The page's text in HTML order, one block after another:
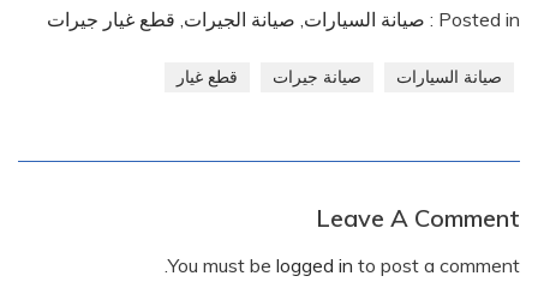
Posted in : صيانة السيارات, صيانة الجيرات, قطع غيار جيرات
صيانة السيارات صيانة جيرات قطع غيار
Leave A Comment
You must be logged in to post a comment.